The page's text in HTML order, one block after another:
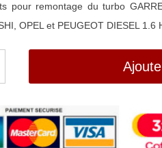
pour remontage du turbo
OPEL et PEUGEOT DIESEL